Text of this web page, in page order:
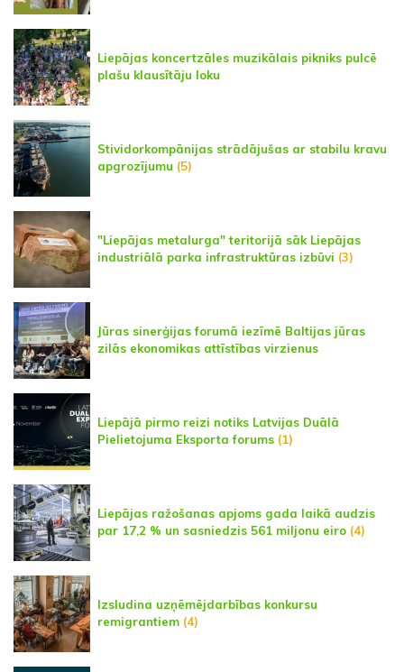
Liepājas koncertzāles muzikālais pikniks pulcē
plašu klausītāju loku
Stividorkompānijas strādājušas ar stabilu kravu
apgrozījumu (5)
"Liepājas metalurga" teritorijā sāk Liepājas
industriālā parka infrastruktūras izbūvi (3)
Jūras sinerģijas forumā iezīmē Baltijas jūras
zilās ekonomikas attīstības virzienus
Liepājā pirmo reizi notiks Latvijas Duālā
Pielietojuma Eksporta forums (1)
Liepājas ražošanas apjoms gada laikā audzis
par 17,2 % un sasniedzis 561 miljonu eiro (4)
Izsludina uzņēmējdarbības konkursu
remigrantiem (4)